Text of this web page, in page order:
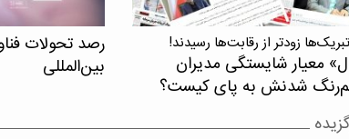
زودتر از رقابت‌ها رسیدند!
معیار شایستگی مدیران
شدنش به پای کیست؟
رصد تحولات
بین‌المللی